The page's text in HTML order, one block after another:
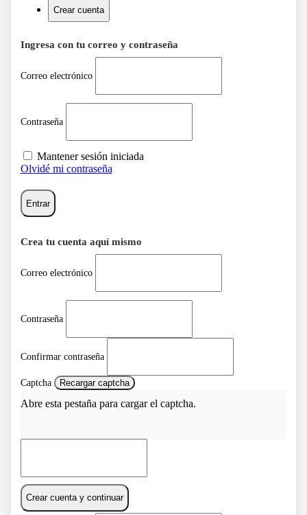
Crear cuenta
Ingresa con tu correo y contraseña
Correo electrónico
Contraseña
Mantener sesión iniciada
Olvidé mi contraseña
Entrar
Crea tu cuenta aquí mismo
Correo electrónico
Contraseña
Confirmar contraseña
Captcha Recargar captcha
Abre esta pestaña para cargar el captcha.
Crear cuenta y continuar